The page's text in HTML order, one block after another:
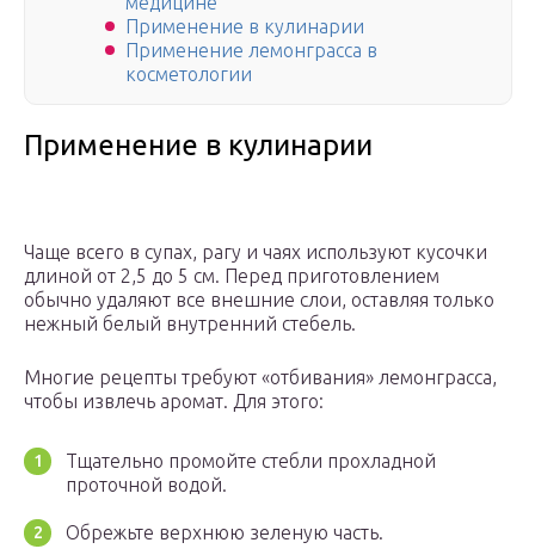
Применение в кулинарии
Применение лемонграсса в
косметологии
Применение в кулинарии
Чаще всего в супах, рагу и чаях используют кусочки
длиной от 2,5 до 5 см. Перед приготовлением
обычно удаляют все внешние слои, оставляя только
нежный белый внутренний стебель.
Многие рецепты требуют «отбивания» лемонграсса,
чтобы извлечь аромат. Для этого:
Тщательно промойте стебли прохладной
проточной водой.
Обрежьте верхнюю зеленую часть.